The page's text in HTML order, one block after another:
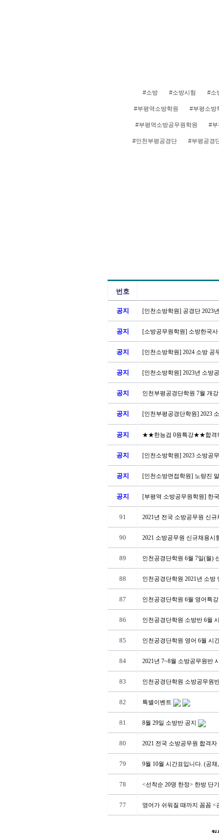
#소방 #소방시험 #소
#부평역소방학원 #부평소방
#부평역소방공무원학원 #부
#인천부평공경단 #부평공경
번호
공지 [인천소방학원] 공경단 2023
공지 [소방공무원학원] 소방한국
공지 [인천소방학원] 2024 소방 공
공지 [인천소방학원] 2023년 소방
공지 인천부평공경단학원 7월 개
공지 [인천부평공경단학원] 2023
공지 ★★한능검 0원특강★★합격
공지 [인천소방학원] 2023 소방공
공지 [인천소방면접학원] 노량진
공지 [부평역 소방공무원학원] 한
91 2021년 전국 소방공무원 신
90 2021 소방공무원 신규채용시
89 인천공경단학원 6월 7일(월)
88 인천공경단학원 2021년 소방
87 인천공경단학원 6월 영어특
86 인천공경단학원 소방반 6월
85 인천공경단학원 영어 6월 시
84 2021년 7~8월 소방공무원반
83 인천공경단학원 소방공무원
82 특별이벤트
81 8월 29일 소방반 공지
80 2021 전국 소방공무원 합격
79 9월 10월 시간표입니다. (공
78 <선착순 20명 한정> 한방 단
77 영어가 쉬워질 때까지 꼼꼼 <